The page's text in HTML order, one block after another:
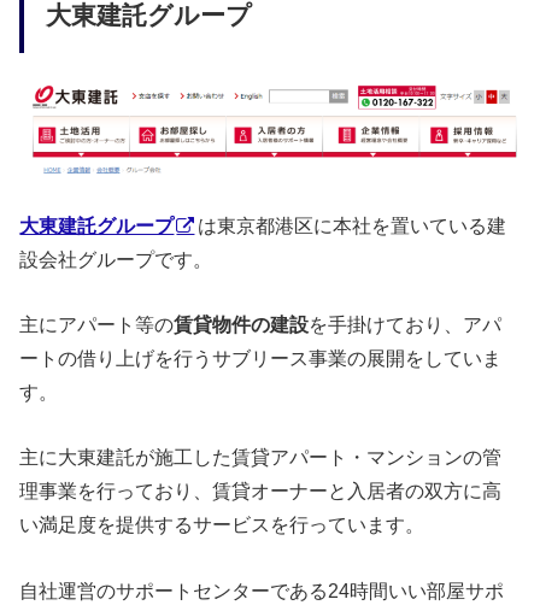
大東建託グループ
大東建託グループ
は東京都港区に本社を置いている建
設会社グループです。
主にアパート等の賃貸物件の建設を手掛けており、アパ
ートの借り上げを行うサブリース事業の展開をしていま
す。
主に大東建託が施工した賃貸アパート・マンションの管
理事業を行っており、賃貸オーナーと入居者の双方に高
い満足度を提供するサービスを行っています。
自社運営のサポートセンターである24時間いい部屋サポ